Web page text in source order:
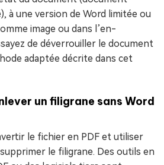
à une version de Word limitée ou
image ou dans l’en-
de déverrouiller le document
adaptée décrite dans cet
un filigrane sans Word
le fichier en PDF et utiliser
le filigrane. Des outils en